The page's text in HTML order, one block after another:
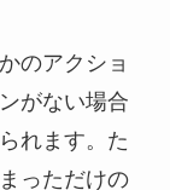
のアクショ
がない場合
れます。た
っただけの